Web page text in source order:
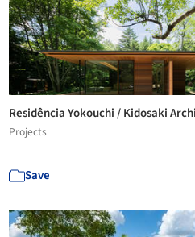
Residência Yokouchi / Kidosaki
Projects
Save